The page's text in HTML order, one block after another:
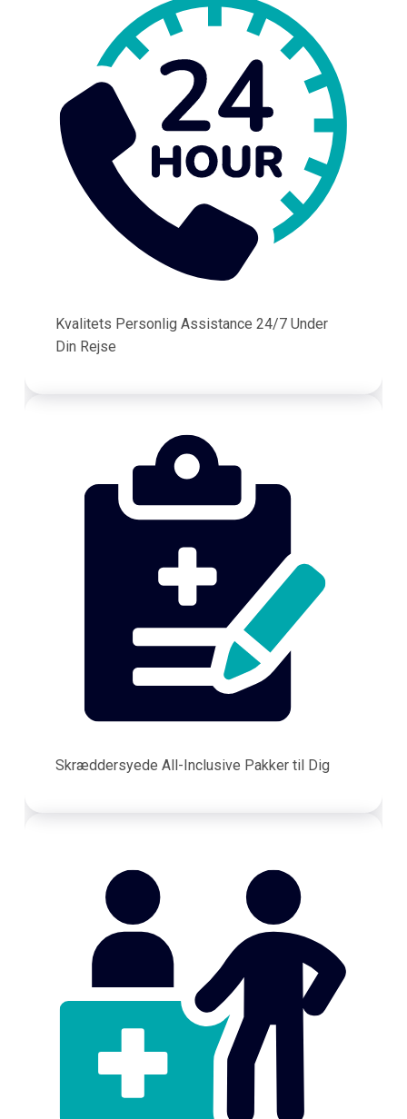
Kvalitets Personlig Assistance 24/7 Under
Din Rejse
Skræddersyede All-Inclusive Pakker til Dig